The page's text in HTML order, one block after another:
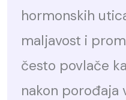
hormonskih
maljavost i
često povlače
nakon porođaja